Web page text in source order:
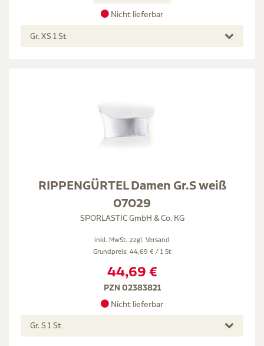
Nicht lieferbar
Gr. XS 1 St
RIPPENGÜRTEL Damen Gr.S weiß
07029
SPORLASTIC GmbH & Co. KG
inkl. MwSt. zzgl. Versand
Grundpreis: 44,69 € / 1 St
44,69 €
PZN 02383821
Nicht lieferbar
Gr. S 1 St